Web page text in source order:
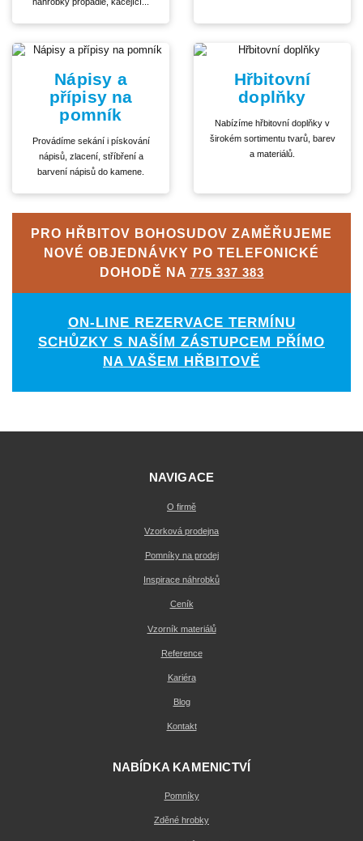
Nápisy a
přípisy na
pomník
Provádíme sekání i pískování
nápisů, zlacení, stříbření a
barvení nápisů do kamene.
Hřbitovní
doplňky
Nabízíme hřbitovní doplňky v
širokém sortimentu tvarů, barev
a materiálů.
PRO HŘBITOV BOHOSUDOV ZAMĚŘUJEME
NOVÉ OBJEDNÁVKY PO TELEFONICKÉ
DOHODĚ NA 775 337 383
ON-LINE REZERVACE TERMÍNU
SCHŮZKY S NAŠÍM ZÁSTUPCEM PŘÍMO
NA VAŠEM HŘBITOVĚ
NAVIGACE
O firmě
Vzorková prodejna
Pomníky na prodej
Inspirace náhrobků
Ceník
Vzorník materiálů
Reference
Kariéra
Blog
Kontakt
NABÍDKA KAMENICTVÍ
Pomníky
Zděné hrobky